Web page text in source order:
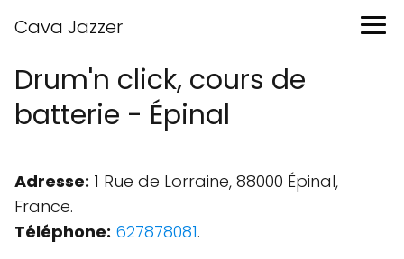
Cava Jazzer
Drum'n click, cours de
batterie - Épinal
Adresse: 1 Rue de Lorraine, 88000 Épinal,
France.
Téléphone: 627878081.